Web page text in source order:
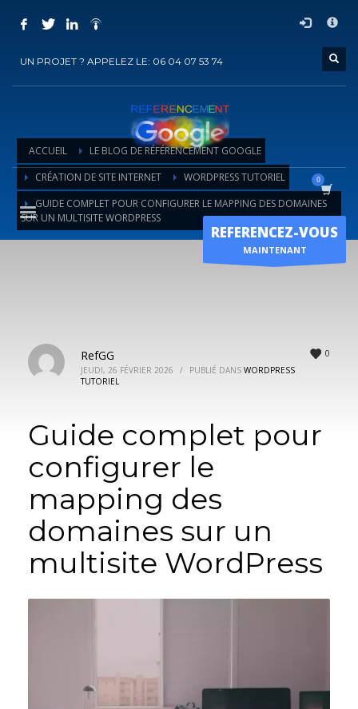
COMMENT ACHETER UN PRESTATION DE
Ajouter la prestation au panier
Vous recevrez sous 5 jours ouvrés un mail deconfirmationde
l'exécution de la prestation
Horaire d'ouverture
UN PROJET ? APPELEZ LE: 06 04 07 53 74
REFERENCEZ-VOUS
MAINTENANT
ACCUEIL
LE BLOG DE RÉFÉRENCEMENT GOOGLE
CRÉATION DE SITE INTERNET
WORDPRESS TUTORIEL
GUIDE COMPLET POUR CONFIGURER LE MAPPING DES DOMAINES
SUR UN MULTISITE WORDPRESS
Guide complet pour configurer le
0
RefGG
JEUDI, 26 FÉVRIER 2026 / PUBLIÉ DANS WORDPRESS
TUTORIEL
Guide complet pour
configurer le
mapping des
domaines sur un
multisite WordPress